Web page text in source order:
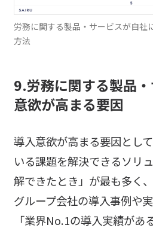
労務に関する製品・サービスが自社
方法
9.労務に関する製品
意欲が高まる要因
導入意欲が高まる要因とし
いる課題を解決できるソリ
解できたとき」が最も多く
グループ会社の導入事例や
「業界No.1の導入実績が